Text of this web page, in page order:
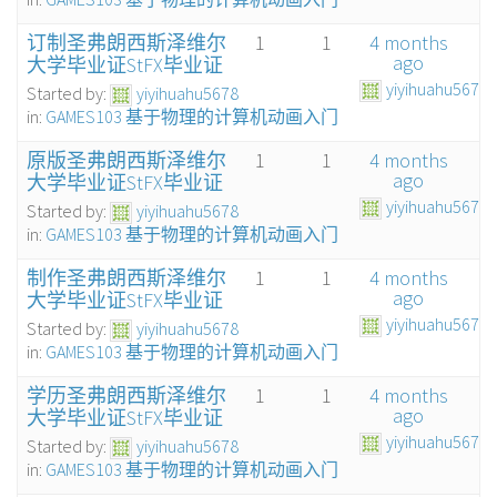
订制圣弗朗西斯泽维尔
大学毕业证StFX毕业证
Started by:
yiyihuahu5678
in: GAMES103 基于物理的计算机动画入门
1 1 4 months
ago
yiyihuahu5678
原版圣弗朗西斯泽维尔
大学毕业证StFX毕业证
Started by:
yiyihuahu5678
in: GAMES103 基于物理的计算机动画入门
1 1 4 months
ago
yiyihuahu5678
制作圣弗朗西斯泽维尔
大学毕业证StFX毕业证
Started by:
yiyihuahu5678
in: GAMES103 基于物理的计算机动画入门
1 1 4 months
ago
yiyihuahu5678
学历圣弗朗西斯泽维尔
大学毕业证StFX毕业证
Started by:
yiyihuahu5678
in: GAMES103 基于物理的计算机动画入门
1 1 4 months
ago
yiyihuahu5678